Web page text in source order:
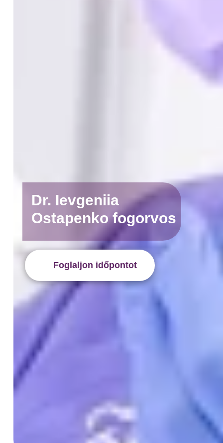
Dr. Ievgeniia
Ostapenko fogorvos
Foglaljon időpontot